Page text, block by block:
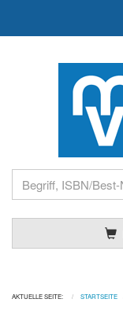
AKTUELLE SEITE: STARTSEITE